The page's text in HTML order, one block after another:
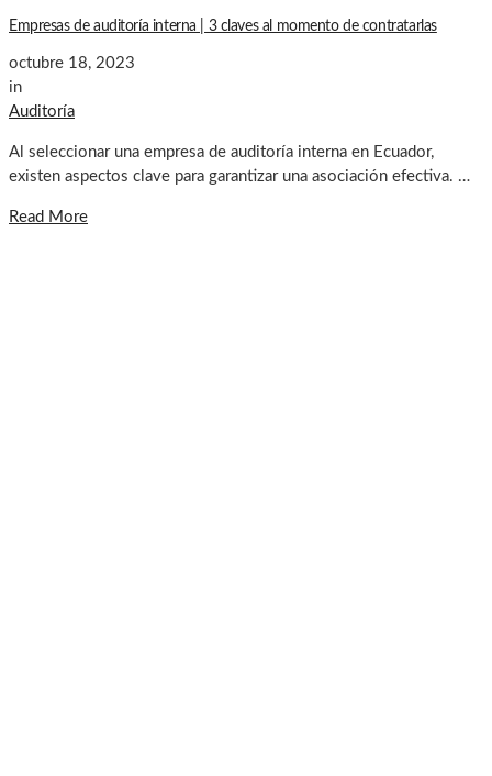
Empresas de auditoría interna | 3 claves al momento de contratarlas
octubre 18, 2023
in
Auditoría
Al seleccionar una empresa de auditoría interna en Ecuador,
existen aspectos clave para garantizar una asociación efectiva. …
Read More